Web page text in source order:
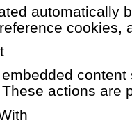
automatically
cookies,
actions are